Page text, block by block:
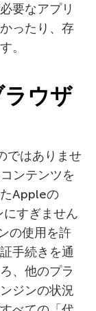
要なアプリ
ったり、存
。
ウザ
ではありませ
ンテンツを
Appleの
すぎません
の使用を許
手続きを通
、他のプラ
ジンの状況